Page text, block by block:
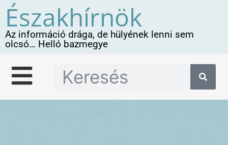
Északhírnök
Az információ drága, de hülyének lenni sem
olcsó… Helló bazmegye